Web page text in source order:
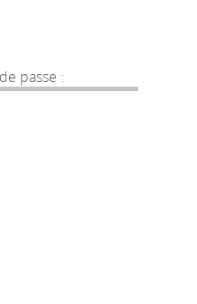
passe :